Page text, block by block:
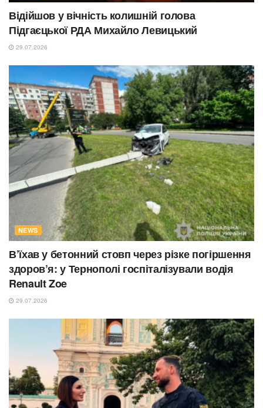
Відійшов у вічність колишній голова
Підгаєцької РДА Михайло Левицький
29.07.2026
NEWS
В’їхав у бетонний стовп через різке погіршення
здоров’я: у Тернополі госпіталізували водія
Renault Zoe
29.07.2026